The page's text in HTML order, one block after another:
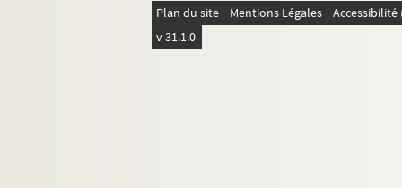
Plan du site Mentions Légales
v 31.1.0